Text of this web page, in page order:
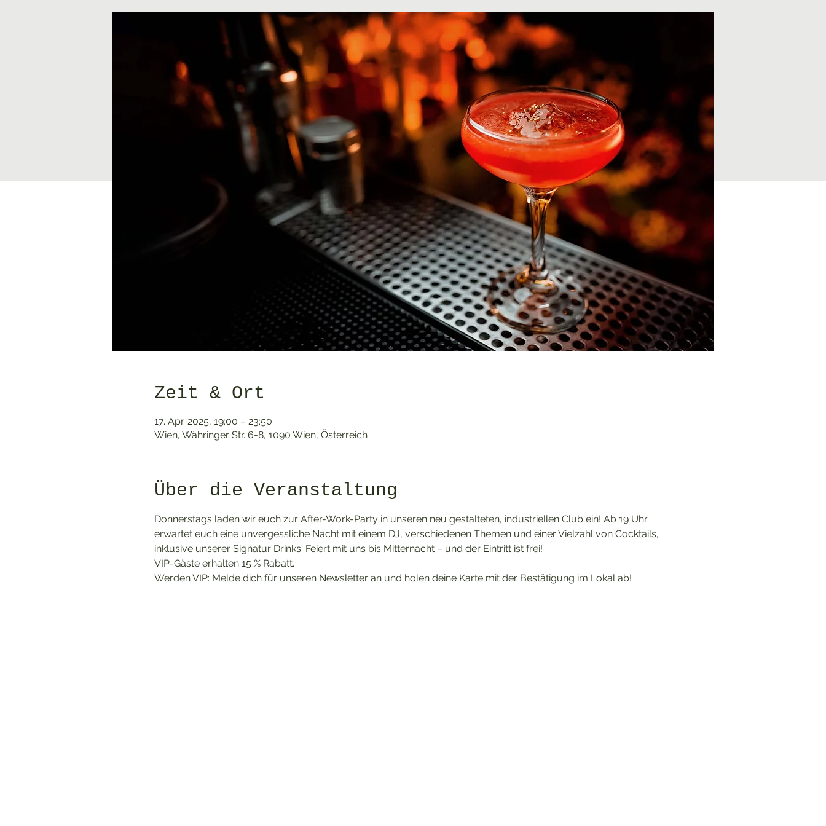
Zeit & Ort
17. Apr. 2025, 19:00 – 23:50
Wien, Währinger Str. 6-8, 1090 Wien, Österreich
Über die Veranstaltung
Donnerstags laden wir euch zur After-Work-Party in unseren neu gestalteten, industriellen Club ein! Ab 19 Uhr
erwartet euch eine unvergessliche Nacht mit einem DJ, verschiedenen Themen und einer Vielzahl von Cocktails,
inklusive unserer Signatur Drinks. Feiert mit uns bis Mitternacht – und der Eintritt ist frei!
VIP-Gäste erhalten 15 % Rabatt.
Werden VIP: Melde dich für unseren Newsletter an und holen deine Karte mit der Bestätigung im Lokal ab!